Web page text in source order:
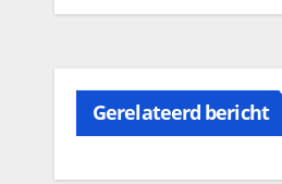
Gerelateerd bericht